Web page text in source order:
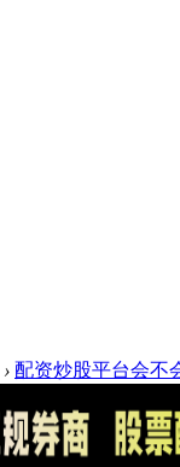
› 配资炒股平台会不